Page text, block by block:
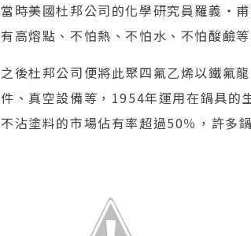
當時美國杜邦公司的化學研究員羅義
有高熔點、不怕熱、不怕水、不怕酸鹼
之後杜邦公司便將此聚四氟乙烯以鐵氟
件、真空設備等，1954年運用在鍋具的
不沾塗料的市場佔有率超過50％，許多